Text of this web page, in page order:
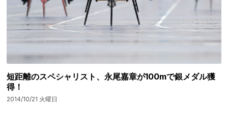
短距離のスペシャリスト、永尾嘉章が100mで銀メダル獲
得！
2014/10/21 火曜日